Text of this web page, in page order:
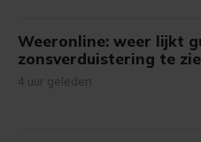
Weeronline: weer lijkt
zonsverduistering te
4 uur geleden